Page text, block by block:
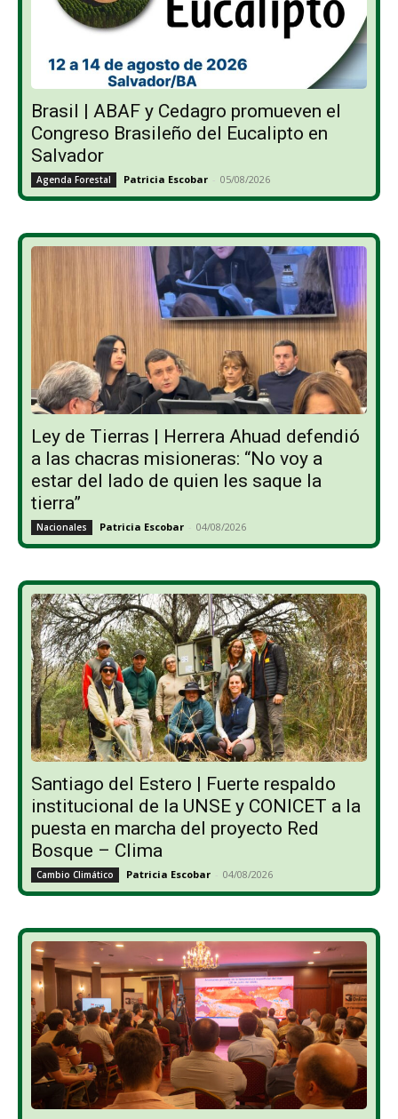
Brasil | ABAF y Cedagro promueven el
Congreso Brasileño del Eucalipto en
Salvador
Agenda Forestal Patricia Escobar - 05/08/2026
Ley de Tierras | Herrera Ahuad defendió
a las chacras misioneras: “No voy a
estar del lado de quien les saque la
tierra”
Nacionales Patricia Escobar - 04/08/2026
Santiago del Estero | Fuerte respaldo
institucional de la UNSE y CONICET a la
puesta en marcha del proyecto Red
Bosque – Clima
Cambio Climático Patricia Escobar - 04/08/2026